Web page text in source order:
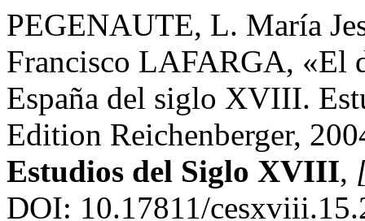
PEGENAUTE, L. María
Francisco LAFARGA, «El
España del siglo XVIII.
Edition Reichenberger,
Estudios del Siglo XVIII,
DOI: 10.17811/